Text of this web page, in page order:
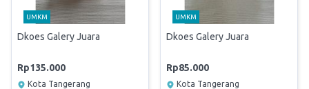
UMKM
Dkoes Galery Juara
Rp135.000
Kota Tangerang
UMKM
Dkoes Galery Juara
Rp85.000
Kota Tangerang